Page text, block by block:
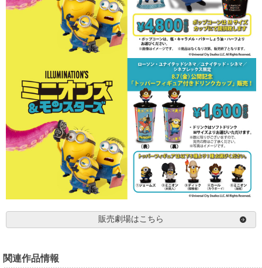
販売劇場はこちら
関連作品情報